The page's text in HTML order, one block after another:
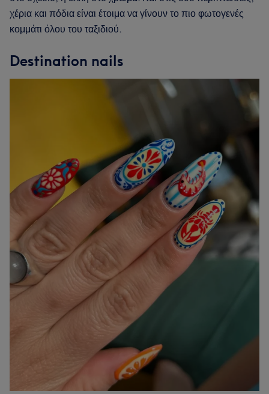
χέρια και πόδια είναι έτοιμα να γίνουν το πιο φωτογενές
κομμάτι όλου του ταξιδιού.
Destination nails